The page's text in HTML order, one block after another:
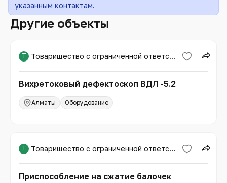
указанным контактам.
Другие объекты
Т Товарищество с ограниченной ответственностью «Международная образовательная корпорация»
Вихретоковый дефектоскоп ВДЛ -5.2
Алматы Оборудование
Т Товарищество с ограниченной ответственностью «Международная образовательная корпорация»
Приспособление на сжатие балочек